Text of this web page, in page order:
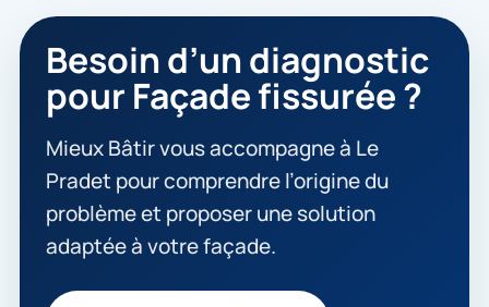
Besoin d’un diagnostic
pour Façade fissurée ?
Mieux Bâtir vous accompagne à Le
Pradet pour comprendre l’origine du
problème et proposer une solution
adaptée à votre façade.